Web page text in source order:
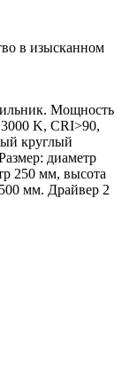
в изысканном
Мощность
K, CRI>90,
круглый
диаметр
250 мм, высота
мм. Драйвер 2